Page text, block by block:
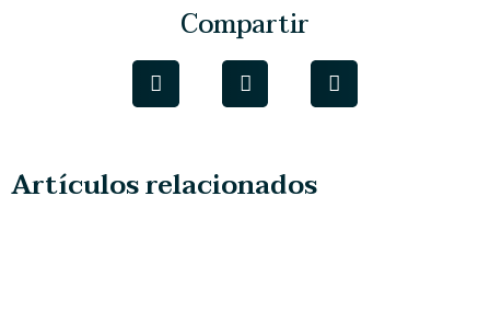
Compartir
Artículos relacionados